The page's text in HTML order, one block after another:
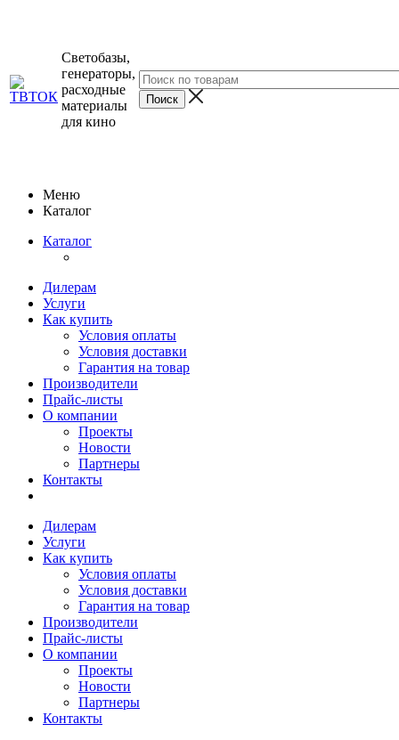
Светобазы,
генераторы,
расходные
материалы
для кино
Меню
Каталог
Каталог
Дилерам
Услуги
Как купить
Условия оплаты
Условия доставки
Гарантия на товар
Производители
Прайс-листы
О компании
Проекты
Новости
Партнеры
Контакты
Дилерам
Услуги
Как купить
Условия оплаты
Условия доставки
Гарантия на товар
Производители
Прайс-листы
О компании
Проекты
Новости
Партнеры
Контакты